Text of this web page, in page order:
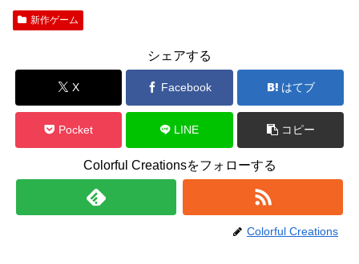
新作ゲーム
シェアする
X Facebook はてブ
Pocket LINE コピー
Colorful Creationsをフォローする
Colorful Creations